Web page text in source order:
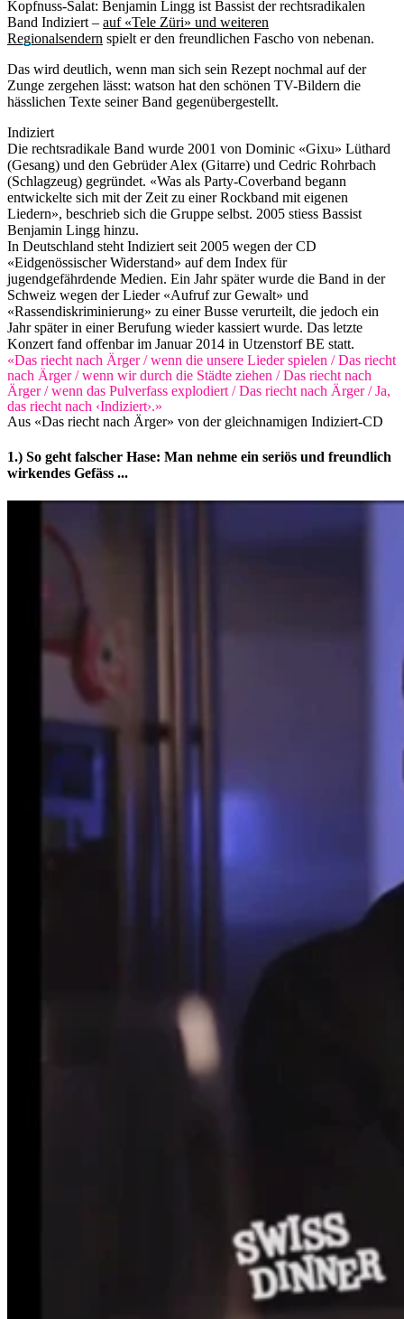
Kopfnuss-Salat: Benjamin Lingg ist Bassist der rechtsradikalen
Band Indiziert – auf «Tele Züri» und weiteren
Regionalsendern spielt er den freundlichen Fascho von nebenan.
Das wird deutlich, wenn man sich sein Rezept nochmal auf der
Zunge zergehen lässt: watson hat den schönen TV-Bildern die
hässlichen Texte seiner Band gegenübergestellt.
Indiziert
Die rechtsradikale Band wurde 2001 von Dominic «Gixu» Lüthard
(Gesang) und den Gebrüder Alex (Gitarre) und Cedric Rohrbach
(Schlagzeug) gegründet. «Was als Party-Coverband begann
entwickelte sich mit der Zeit zu einer Rockband mit eigenen
Liedern», beschrieb sich die Gruppe selbst. 2005 stiess Bassist
Benjamin Lingg hinzu.
In Deutschland steht Indiziert seit 2005 wegen der CD
«Eidgenössischer Widerstand» auf dem Index für
jugendgefährdende Medien. Ein Jahr später wurde die Band in der
Schweiz wegen der Lieder «Aufruf zur Gewalt» und
«Rassendiskriminierung» zu einer Busse verurteilt, die jedoch ein
Jahr später in einer Berufung wieder kassiert wurde. Das letzte
Konzert fand offenbar im Januar 2014 in Utzenstorf BE statt.
«Das riecht nach Ärger / wenn die unsere Lieder spielen / Das riecht
nach Ärger / wenn wir durch die Städte ziehen / Das riecht nach
Ärger / wenn das Pulverfass explodiert / Das riecht nach Ärger / Ja,
das riecht nach ‹Indiziert›.»
Aus «Das riecht nach Ärger» von der gleichnamigen Indiziert-CD
1.) So geht falscher Hase: Man nehme ein seriös und freundlich
wirkendes Gefäss ...